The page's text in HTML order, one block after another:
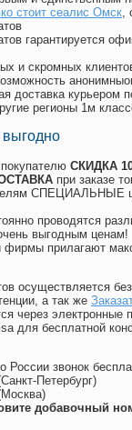
стоит сеалис Омск,
гарантируется
и скромных
доставка курьером
регионы 1м
выгодно
СКИДКА
при заказе
СПЕЦИАЛЬНЫЕ
проводятся
выгодным ценам!
фирмы прилагают
осуществляется
а так же
через электронные
для бесплатной
России звонок
Санкт-Петербург)
Москва)
добавочный